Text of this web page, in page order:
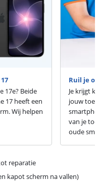
17e? Beide
17 heeft een
Wij helpen
Ruil je
Je krijgt
jouw
van je
oude
reparatie
kapot scherm na vallen)